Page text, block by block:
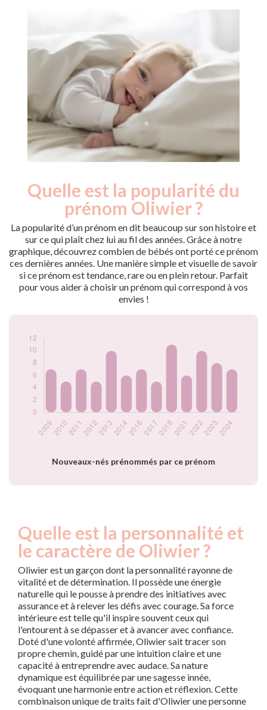
Quelle est la popularité du
prénom Oliwier ?
La popularité d’un prénom en dit beaucoup sur son histoire et
sur ce qui plaît chez lui au fil des années. Grâce à notre
graphique, découvrez combien de bébés ont porté ce prénom
ces dernières années. Une manière simple et visuelle de savoir
si ce prénom est tendance, rare ou en plein retour. Parfait
pour vous aider à choisir un prénom qui correspond à vos
envies !
Nouveaux-nés prénommés par ce prénom
Popularité du
prénom Oliwier par
Année
Nouveaux-
nés
2010
5
2011
7
2012
5
2013
10
2014
6
2016
7
2022
Quelle est la personnalité et
le caractère de Oliwier ?
Oliwier est un garçon dont la personnalité rayonne de
vitalité et de détermination. Il possède une énergie
naturelle qui le pousse à prendre des initiatives avec
assurance et à relever les défis avec courage. Sa force
intérieure est telle qu'il inspire souvent ceux qui
l'entourent à se dépasser et à avancer avec confiance.
Doté d'une volonté affirmée, Oliwier sait tracer son
propre chemin, guidé par une intuition claire et une
capacité à entreprendre avec audace. Sa nature
dynamique est équilibrée par une sagesse innée,
évoquant une harmonie entre action et réflexion. Cette
combinaison unique de traits fait d'Oliwier une personne